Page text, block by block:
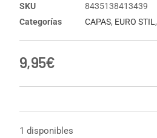
SKU
8435138413439
Categorías
CAPAS, EURO STIL,
9,95€
1 disponibles